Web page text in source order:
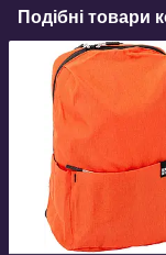
Подібні товари